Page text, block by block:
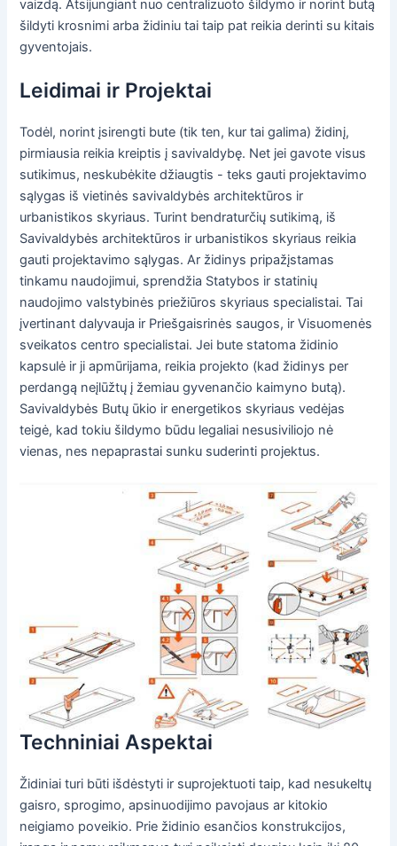
vaizdą. Atsijungiant nuo centralizuoto šildymo ir norint butą
šildyti krosnimi arba židiniu tai taip pat reikia derinti su kitais
gyventojais.
Leidimai ir Projektai
Todėl, norint įsirengti bute (tik ten, kur tai galima) židinį,
pirmiausia reikia kreiptis į savivaldybę. Net jei gavote visus
sutikimus, neskubėkite džiaugtis - teks gauti projektavimo
sąlygas iš vietinės savivaldybės architektūros ir
urbanistikos skyriaus. Turint bendraturčių sutikimą, iš
Savivaldybės architektūros ir urbanistikos skyriaus reikia
gauti projektavimo sąlygas. Ar židinys pripažįstamas
tinkamu naudojimui, sprendžia Statybos ir statinių
naudojimo valstybinės priežiūros skyriaus specialistai. Tai
įvertinant dalyvauja ir Priešgaisrinės saugos, ir Visuomenės
sveikatos centro specialistai. Jei bute statoma židinio
kapsulė ir ji apmūrijama, reikia projekto (kad židinys per
perdangą neįlūžtų į žemiau gyvenančio kaimyno butą).
Savivaldybės Butų ūkio ir energetikos skyriaus vedėjas
teigė, kad tokiu šildymo būdu legaliai nesusiviliojo nė
vienas, nes nepaprastai sunku suderinti projektus.
Techniniai Aspektai
Židiniai turi būti išdėstyti ir suprojektuoti taip, kad nesukeltų
gaisro, sprogimo, apsinuodijimo pavojaus ar kitokio
neigiamo poveikio. Prie židinio esančios konstrukcijos,